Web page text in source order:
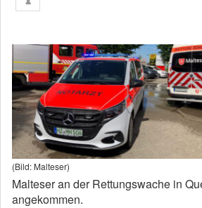
(Bild: Malteser)
Malteser an der Rettungswache in
angekommen.